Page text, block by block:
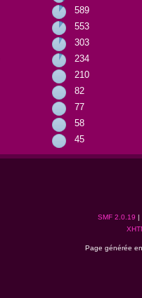
589
553
303
234
210
82
77
58
45
SMF 2.0.19 |
Page générée